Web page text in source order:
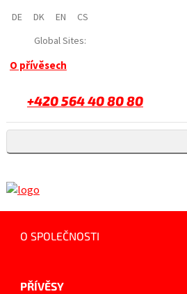
DE DK EN
CS
Global Sites:
O přívěsech
+420 564 40 80 80
O SPOLEČNOSTI
PŘÍVĚSY